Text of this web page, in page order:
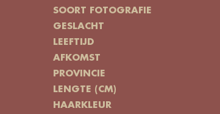
SOORT FOTOGRAFIE
GESLACHT
LEEFTIJD
AFKOMST
PROVINCIE
LENGTE (CM)
HAARKLEUR